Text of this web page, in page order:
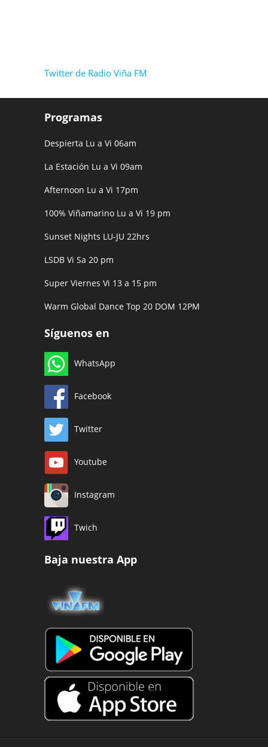
Twitter de Radio Viña FM
Programas
Despierta Lu a Vi 06am
La Estación Lu a Vi 09am
Afternoon Lu a Vi 17pm
100% Viñamarino Lu a Vi 19 pm
Sunset Nights LU-JU 22hrs
LSDB Vi Sa 20 pm
Super Viernes Vi 13 a 15 pm
Warm Global Dance Top 20 DOM 12PM
Síguenos en
WhatsApp
Facebook
Twitter
Youtube
Instagram
Twich
Baja nuestra App